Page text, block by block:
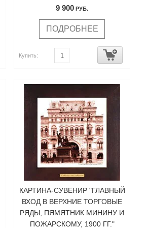
9 900 РУБ.
ПОДРОБНЕЕ
Купить:
КАРТИНА-СУВЕНИР "ГЛАВНЫЙ
ВХОД В ВЕРХНИЕ ТОРГОВЫЕ
РЯДЫ, ПЯМЯТНИК МИНИНУ И
ПОЖАРСКОМУ, 1900 ГГ."